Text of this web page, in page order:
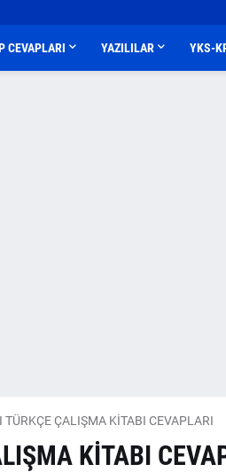
CEVAPLARI YAZILILAR YKS-
TÜRKÇE ÇALIŞMA KİTABI CEVAPLARI
KİTABI